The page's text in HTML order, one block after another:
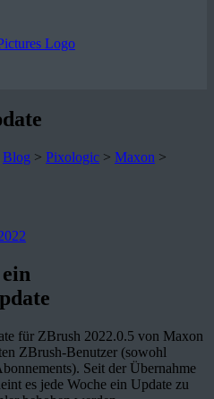
Blog > Pixologic > Maxon >
für ZBrush 2022.0.5 von Maxon
ZBrush-Benutzer (sowohl
Seit der Übernahme
es jede Woche ein Update zu